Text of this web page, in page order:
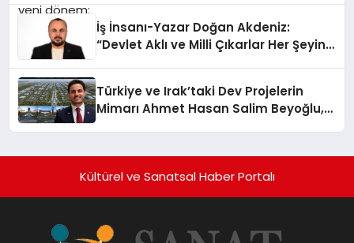
İş İnsanı-Yazar Doğan Akdeniz:
“Devlet Aklı ve Milli Çıkarlar Her Şeyin
Türkiye ve Irak’taki Dev Projelerin
Mimarı Ahmet Hasan Salim Beyoğlu,
Hayata Geçirecek
Kültürel ve Sanatsal Haber Portalı